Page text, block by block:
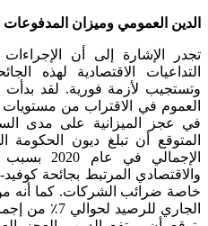
الدين العمومي وميزان المدفوعات
تجدر الإشارة إلى أن الإجراءات
التداعيات الاقتصادية لهذه
وتستجيب لأزمة فورية. لقد بدأت
العموم في الاقتراب من
في عجز الميزانية على مدى
الإجمالي
خاصة ضرائب الشركات. كما أنه
الجاري للرصيد